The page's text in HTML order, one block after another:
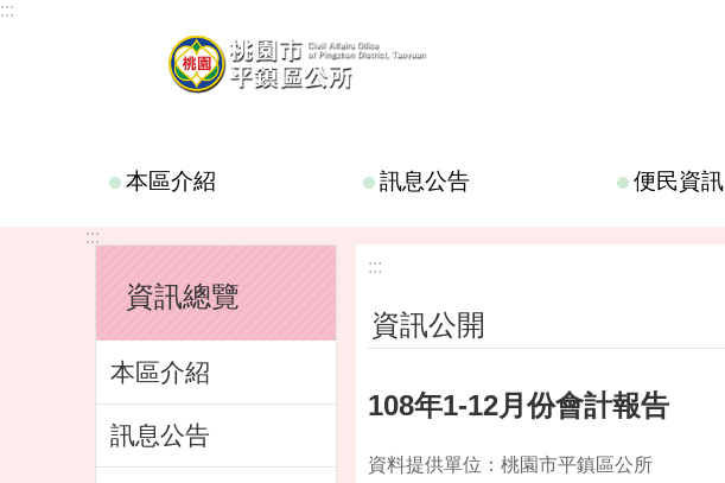
跳到主要內容區塊
:::
本區介紹 訊息公告 便民資訊
:::
資訊總覽
本區介紹
訊息公告
:::
資訊公開
108年1-12月份會計報告
資料提供單位：桃園市平鎮區公所